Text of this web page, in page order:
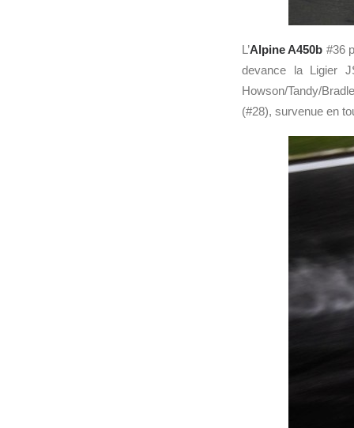
L’Alpine A450b #36
devance la Ligier
Howson/Tandy/
(#28), survenue en